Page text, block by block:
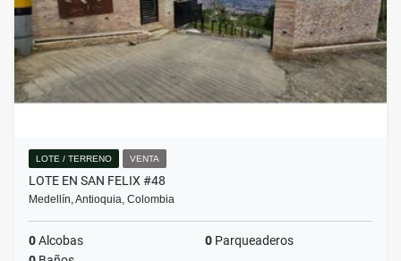
LOTE / TERRENO VENTA
LOTE EN SAN FELIX #48
Medellín, Antioquia, Colombia
0Alcobas 0 Parqueaderos